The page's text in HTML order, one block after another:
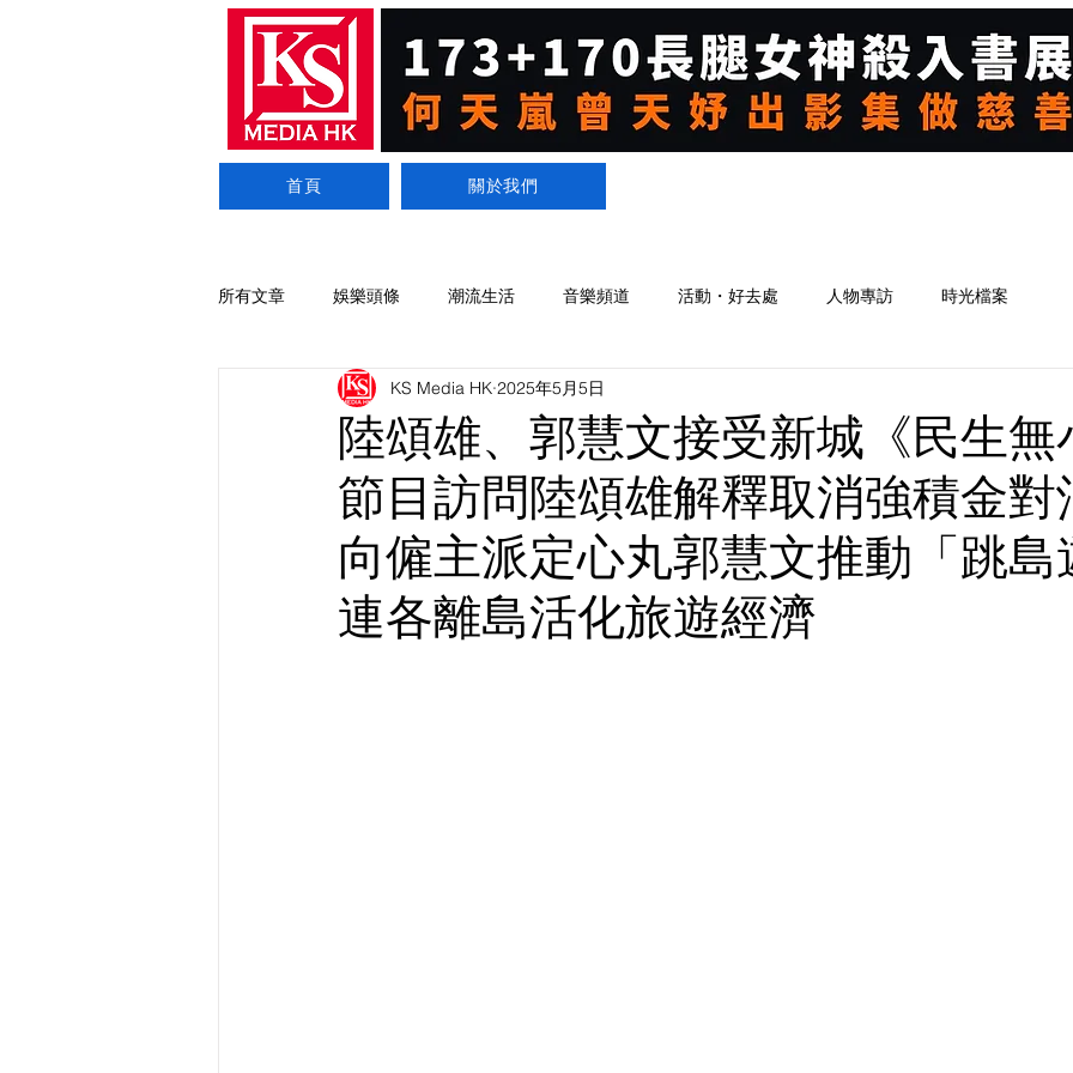
首頁 關於我們
所有文章 娛樂頭條 潮流生活 音樂頻道 活動・好去處 人物專訪 時光檔案
陸頌雄、郭慧文接受新城《民生無
節目訪問陸頌雄解釋取消強積金對
向僱主派定心丸郭慧文推動「跳島
連各離島活化旅遊經濟
KS Media HK 2025年5月5日